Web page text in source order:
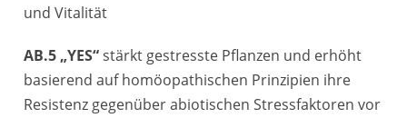
und Vitalität
AB.5 „YES“stärkt gestresste Pflanzen und erhöht
basierend auf homöopathischen Prinzipien ihre
Resistenz gegenüber abiotischen Stressfaktoren vor